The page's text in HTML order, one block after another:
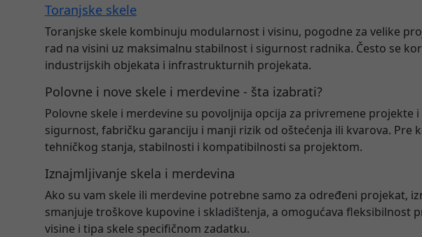
Toranjske skele
Toranjske skele kombinuju modularnost i visinu, pogodne za velike
rad na visini uz maksimalnu stabilnost i sigurnost radnika. Često se
industrijskih objekata i infrastrukturnih projekata.
Polovne i nove skele i merdevine - šta izabrati?
Polovne skele i merdevine su povoljnija opcija za privremene projekte
sigurnost, fabričku garanciju i manji rizik od oštećenja ili kvarova. Pre
tehničkog stanja, stabilnosti i kompatibilnosti sa projektom.
Iznajmljivanje skela i merdevina
Ako su vam skele ili merdevine potrebne samo za određeni projekat,
smanjuje troškove kupovine i skladištenja, a omogućava fleksibilnost
visine i tipa skele specifičnom zadatku.